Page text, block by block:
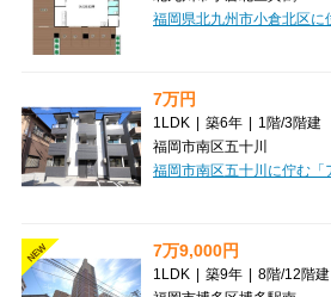
7万円
1LDK | 築6年 | 1階/3階建
福岡市南区五十川
NEW 7万9,000円
1LDK | 築9年 | 8階/12階建